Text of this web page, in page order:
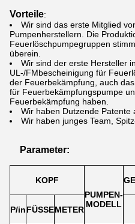
Vorteile:
Wir sind das erste Mitglied
Pumpenherstellern. Die
Feuerlöschpumpegruppen
überein.
Wir sind der erste Hersteller
UL-/FMbescheinigung für
der Feuerbekämpfung, auch
für Feuerbekämpfungspumpe
Feuerbekämpfung haben.
Wir haben Dutzende Patente
Wir haben junges Team,
Parameter:
KOPF
PUMPEN-
MODELL
P/inFÜSSEMETER